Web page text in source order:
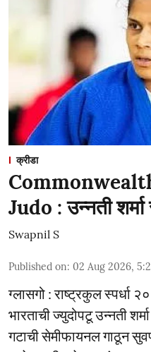
क्रीडा
Judo : उन्नती
Swapnil S
Published on: 02 Aug 2026,
ग्लासगो : राष्ट्रकुल स्पर्धा
भारताची ज्युदोपटू उन्नती
गटाची सेमीफायनल गाठून